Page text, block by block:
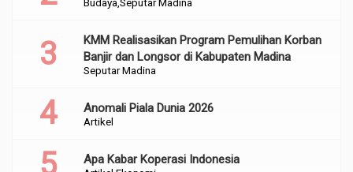
Seputar Madina
KMM Realisasikan Program Pemulihan Korban
Banjir dan Longsor di Kabupaten Madina
Artikel
Anomali Piala Dunia 2026
Apa Kabar Koperasi Indonesia